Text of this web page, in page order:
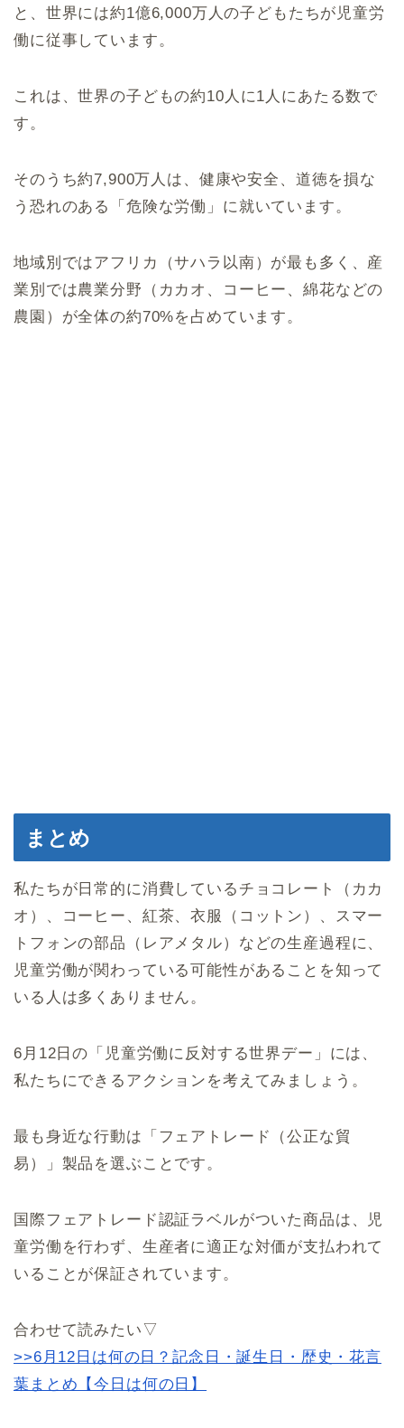
と、世界には約1億6,000万人の子どもたちが児童労
働に従事しています。
これは、世界の子どもの約10人に1人にあたる数で
す。
そのうち約7,900万人は、健康や安全、道徳を損な
う恐れのある「危険な労働」に就いています。
地域別ではアフリカ（サハラ以南）が最も多く、産
業別では農業分野（カカオ、コーヒー、綿花などの
農園）が全体の約70%を占めています。
まとめ
私たちが日常的に消費しているチョコレート（カカ
オ）、コーヒー、紅茶、衣服（コットン）、スマー
トフォンの部品（レアメタル）などの生産過程に、
児童労働が関わっている可能性があることを知って
いる人は多くありません。
6月12日の「児童労働に反対する世界デー」には、
私たちにできるアクションを考えてみましょう。
最も身近な行動は「フェアトレード（公正な貿
易）」製品を選ぶことです。
国際フェアトレード認証ラベルがついた商品は、児
童労働を行わず、生産者に適正な対価が支払われて
いることが保証されています。
合わせて読みたい▽
>>6月12日は何の日？記念日・誕生日・歴史・花言
葉まとめ【今日は何の日】